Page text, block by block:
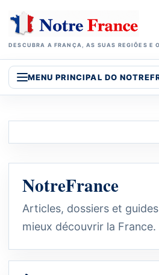
DESCUBRA A FRANÇA, AS SUAS REGIÕES E
MENU PRINCIPAL DO
NotreFrance
Articles, dossiers et
mieux découvrir la France.